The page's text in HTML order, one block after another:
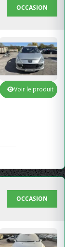
OCCASION
Voir le produit
OCCASION